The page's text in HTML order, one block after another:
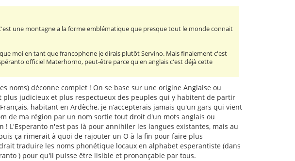
une montagne a la forme emblématique que presque tout le monde connait
moi en tant que francophone je dirais plutôt Servino. Mais finalement c'est
officiel Materhorno, peut-être parce qu'en anglais c'est déjà cette
noms) déconne complet ! On se base sur une origine Anglaise ou
judicieux et plus respectueux des peuples qui y habitent de partir
habitant en Ardèche, je n’accepterais jamais qu'un gars qui vient
de ma région par un nom sortie tout droit d'un mots anglais ou
L'Esperanto n'est pas là pour annihiler les langues existantes, mais au
ça rimerait à quoi de rajouter un O à la fin pour faire plus
traduire les noms phonétique locaux en alphabet esperantiste (dans
) pour qu'il puisse être lisible et prononçable par tous.